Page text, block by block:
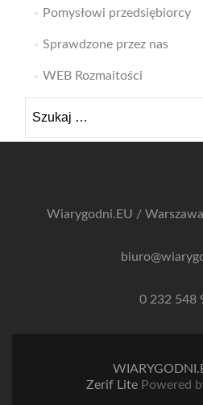
Pomysłowi przedsiębiorcy
Sprawdzone przez nas
WEB Rozmaitości
Wiarygodni.EU /
0 232 548
Zerif Lite Powered